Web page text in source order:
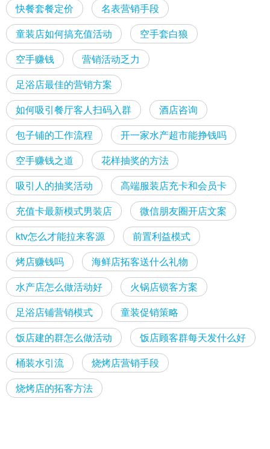
快餐套餐定价
名表营销手段
童装店如何搞充值活动
空手套白狼
空手赚钱
营销活动乏力
足浴店最佳的营销方案
如何吸引餐厅客人扫码入群
酒店咨询
包子铺的工作流程
开一家水产超市能挣钱吗
空手赚钱之道
花样抽奖的方法
吸引人的抽奖活动
高端服装店充卡和会员卡
充值卡最新模式男装店
微信朋友圈开店文案
ktv怎么才能拉来客源
前置利益模式
烤店赚钱吗
海鲜店拓客送什么礼物
水产店怎么做活动好
火锅店锁客方案
足浴店铺营销模式
童装促销策略
饭店建的群怎么做活动
饭店顾客群每天发什么好
桶装水引流
烧烤店营销手段
烧烤店的拓客方法